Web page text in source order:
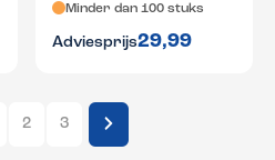
Minder dan 100 stuks
Adviesprijs29,99
2 3